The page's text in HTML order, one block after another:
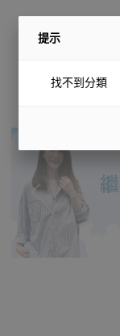
提示
找不到分類